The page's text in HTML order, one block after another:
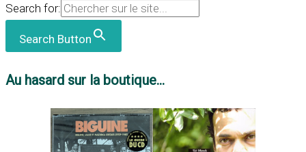
Search for:
Search Button
Au hasard sur la boutique...